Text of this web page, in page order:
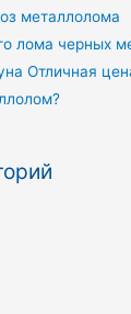
металлолома
лома черных
Отличная